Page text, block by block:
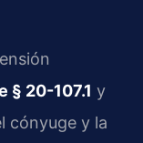
§ 20-107.1 y
cónyuge y la